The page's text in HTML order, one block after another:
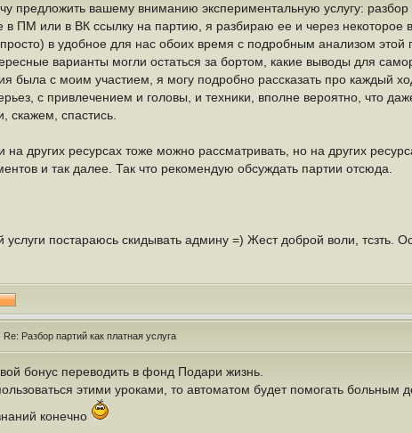
предложить вашему вниманию экспериментальную услугу:
ПМ или в ВК ссылку на партию, я разбираю ее и через некоторое
в удобное для нас обоих время с подробным анализом
варианты могли остаться за бортом, какие выводы для
была с моим участием, я могу подробно рассказать про каждый
с привлечением и головы, и техники, вполне вероятно, что
скажем, спастись.
на других ресурсах тоже можно рассматривать, но на других
и так далее. Так что рекомендую обсуждать партии отсюда.
услуги постараюсь скидывать админу =) Жест доброй воли, тсзть.
Re: Разбор партий как платная услуга
бонус переводить в фонд Подари жизнь.
этими уроками, то автоматом будет помогать больным
конечно